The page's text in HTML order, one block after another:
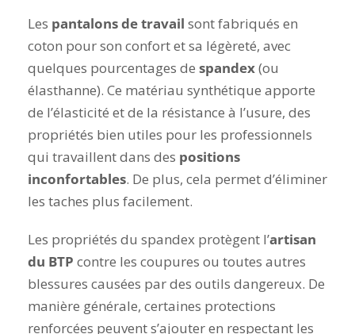
Les pantalons de travail sont fabriqués en
coton pour son confort et sa légèreté, avec
quelques pourcentages de spandex(ou
élasthanne). Ce matériau synthétique apporte
de l’élasticité et de la résistance à l’usure, des
propriétés bien utiles pour les professionnels
qui travaillent dans des positions
inconfortables. De plus, cela permet d’éliminer
les taches plus facilement.
Les propriétés du spandex protègent l’artisan
du BTP contre les coupures ou toutes autres
blessures causées par des outils dangereux. De
manière générale, certaines protections
renforcées peuvent s’ajouter en respectant les